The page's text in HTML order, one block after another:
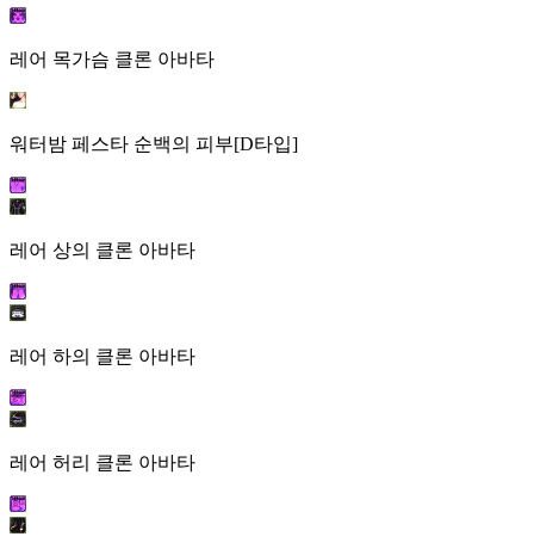
레어 목가슴 클론 아바타
워터밤 페스타 순백의 피부[D타입]
레어 상의 클론 아바타
레어 하의 클론 아바타
레어 허리 클론 아바타